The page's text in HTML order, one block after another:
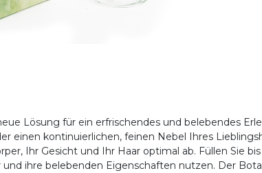
Lösung für ein erfrischendes und belebendes
einen kontinuierlichen, feinen Nebel Ihres
Ihr Gesicht und Ihr Haar optimal ab. Füllen Sie
ihre belebenden Eigenschaften nutzen. Der